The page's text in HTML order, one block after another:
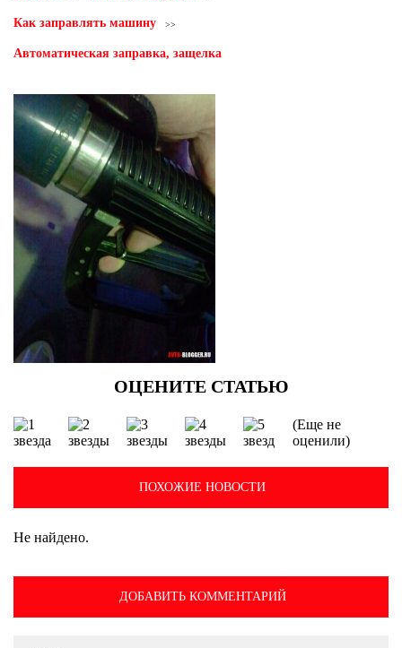
Как заправлять машину
Автоматическая заправка, защелка
(Еще не
оценили)
ПОХОЖИЕ НОВОСТИ
Не найдено.
ДОБАВИТЬ КОММЕНТАРИЙ